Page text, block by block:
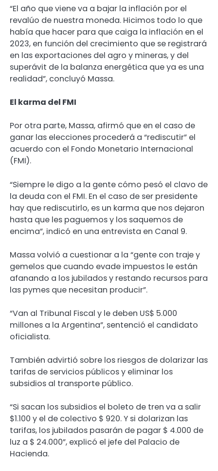
“El año que viene va a bajar la inflación por el
revalúo de nuestra moneda. Hicimos todo lo que
había que hacer para que caiga la inflación en el
2023, en función del crecimiento que se registrará
en las exportaciones del agro y mineras, y del
superávit de la balanza energética que ya es una
realidad”, concluyó Massa.
El karma del FMI
Por otra parte, Massa, afirmó que en el caso de
ganar las elecciones procederá a “rediscutir” el
acuerdo con el Fondo Monetario Internacional
(FMI).
“Siempre le digo a la gente cómo pesó el clavo de
la deuda con el FMI. En el caso de ser presidente
hay que rediscutirlo, es un karma que nos dejaron
hasta que les paguemos y los saquemos de
encima”, indicó en una entrevista en Canal 9.
Massa volvió a cuestionar a la “gente con traje y
gemelos que cuando evade impuestos le están
afanando a los jubilados y restando recursos para
las pymes que necesitan producir”.
“Van al Tribunal Fiscal y le deben US$ 5.000
millones a la Argentina”, sentenció el candidato
oficialista.
También advirtió sobre los riesgos de dolarizar las
tarifas de servicios públicos y eliminar los
subsidios al transporte público.
“Si sacan los subsidios el boleto de tren va a salir
$1.100 y el de colectivo $ 920. Y si dolarizan las
tarifas, los jubilados pasarán de pagar $ 4.000 de
luz a $ 24.000”, explicó el jefe del Palacio de
Hacienda.